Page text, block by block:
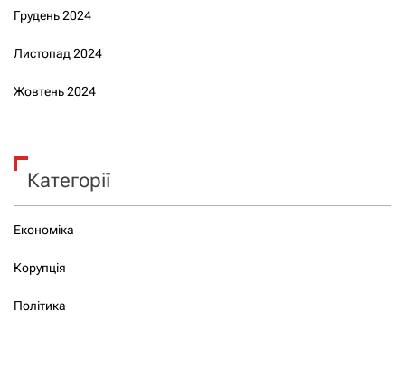
Грудень 2024
Листопад 2024
Жовтень 2024
Категорії
Економіка
Корупція
Політика